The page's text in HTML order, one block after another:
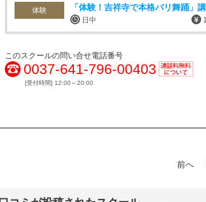
体験 「体験！吉祥寺で本格バリ舞踊」
日中
このスクールの問い合せ電話番号
0037-641-796-00403
[受付時間] 12:00～20:00
前へ